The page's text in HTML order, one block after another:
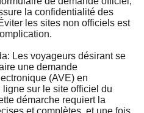
la confidentialité des
les sites non officiels est
Les voyageurs désirant se
une demande
(AVE) en
sur le site officiel du
démarche requiert la
et complètes, et une fois